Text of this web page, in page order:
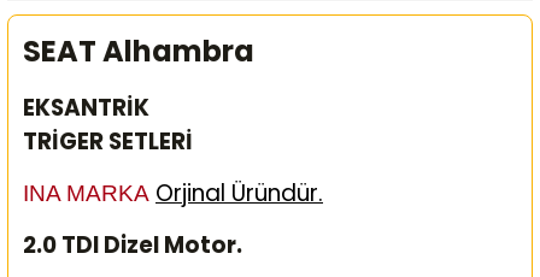
SEAT Alhambra
EKSANTRİK
TRİGER SETLERİ
INA MARKA Orjinal Üründür.
2.0 TDI Dizel Motor.